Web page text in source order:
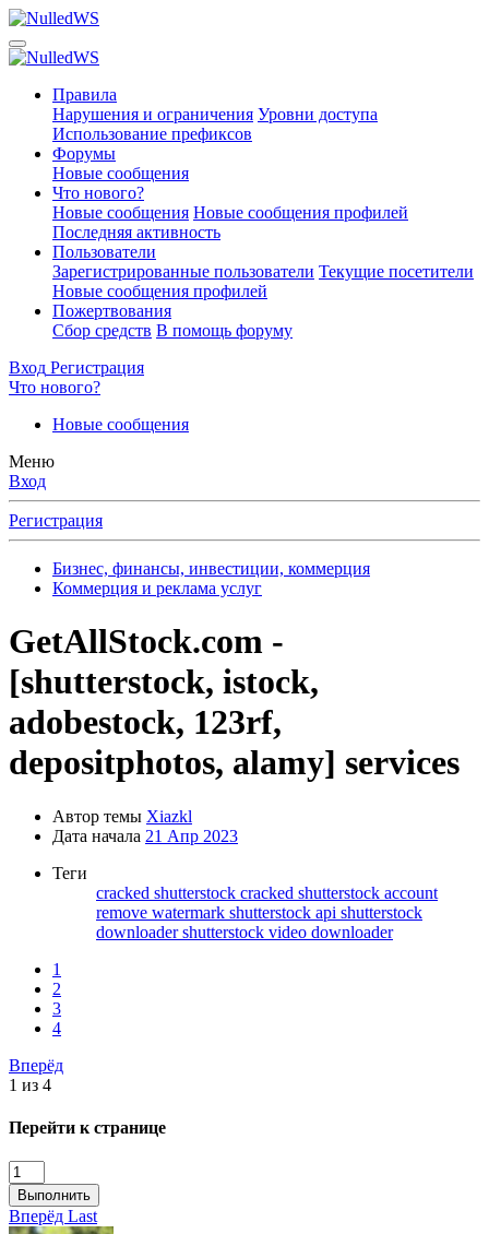
Правила
Нарушения и ограничения Уровни доступа
Использование префиксов
Форумы
Новые сообщения
Что нового?
Новые сообщения Новые сообщения профилей
Последняя активность
Пользователи
Зарегистрированные пользователи Текущие посетители
Новые сообщения профилей
Пожертвования
Сбор средств В помощь форуму
Вход Регистрация
Что нового?
Новые сообщения
Меню
Вход
Регистрация
Бизнес, финансы, инвестиции, коммерция
Коммерция и реклама услуг
GetAllStock.com -
[shutterstock, istock,
adobestock, 123rf,
depositphotos, alamy] services
Автор темы Xiazkl
Дата начала 21 Апр 2023
Теги
cracked shutterstock cracked shutterstock account
remove watermark shutterstock api shutterstock
downloadershutterstock video downloader
1
2
3
4
Вперёд
1 из 4
Перейти к странице
Выполнить
Вперёд Last